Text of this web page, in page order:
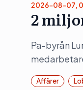
2026-08-07,
2
Pa-byrån
Affärer